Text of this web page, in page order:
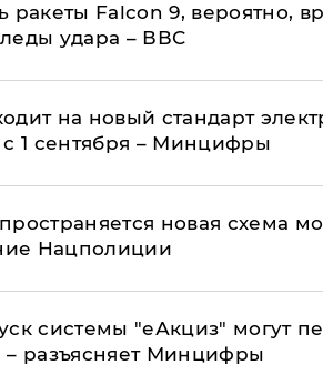
ракеты Falcon 9, вероятно,
удара – ВВС
на новый стандарт
с 1 сентября – Минцифры
новая схема
Нацполиции
системы "еАкциз" могут
– разъясняет Минцифры